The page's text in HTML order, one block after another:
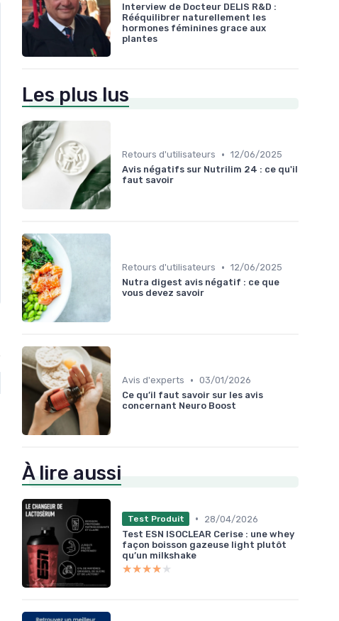
Interview de Docteur DELIS R&D :
Rééquilibrer naturellement les
hormones féminines grace aux
plantes
Les plus lus
Retours d'utilisateurs • 12/06/2025
Avis négatifs sur Nutrilim 24 : ce qu'il
faut savoir
Retours d'utilisateurs • 12/06/2025
Nutra digest avis négatif : ce que
vous devez savoir
Avis d'experts • 03/01/2026
Ce qu’il faut savoir sur les avis
concernant Neuro Boost
À lire aussi
Test Produit •
28/04/2026
Test ESN ISOCLEAR Cerise : une whey
façon boisson gazeuse light plutôt
qu’un milkshake
★★★★★
★★★★★